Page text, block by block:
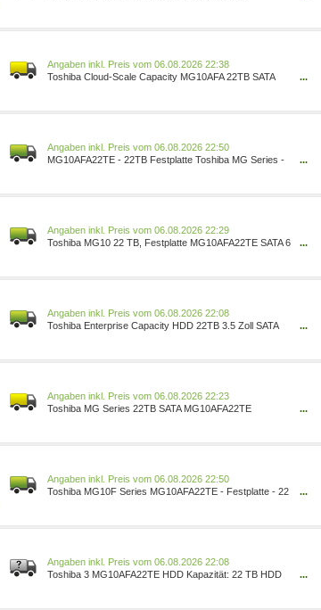
Daten wie DokuPreis vom 06.08.2026 22:38
Toshiba Cloud-Scale Capacity MG10AFA 22TB SATA
...
Preis vom 06.08.2026 22:50
MG10AFA22TE - 22TB Festplatte Toshiba MG Series -
...
Preis vom 06.08.2026 22:29
Toshiba MG10 22 TB, Festplatte MG10AFA22TE SATA 6
...
Preis vom 06.08.2026 22:08
Toshiba Enterprise Capacity HDD 22TB 3.5 Zoll SATA
...
Preis vom 06.08.2026 22:23
Toshiba MG Series 22TB SATA MG10AFA22TE
...
Preis vom 06.08.2026 22:50
Toshiba MG10F Series MG10AFA22TE - Festplatte - 22
...
Preis vom 06.08.2026 22:08
Toshiba 3 MG10AFA22TE HDD Kapazität: 22 TB HDD
...